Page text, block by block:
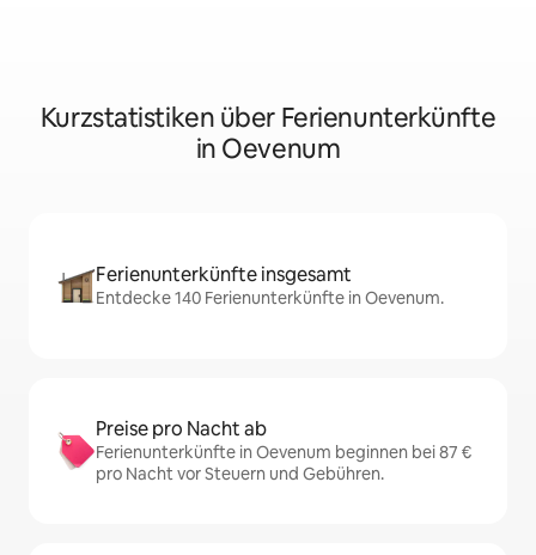
Kurzstatistiken über Ferienunterkünfte
in Oevenum
Ferienunterkünfte insgesamt
Entdecke 140 Ferienunterkünfte in Oevenum.
Preise pro Nacht ab
Ferienunterkünfte in Oevenum beginnen bei 87 €
pro Nacht vor Steuern und Gebühren.